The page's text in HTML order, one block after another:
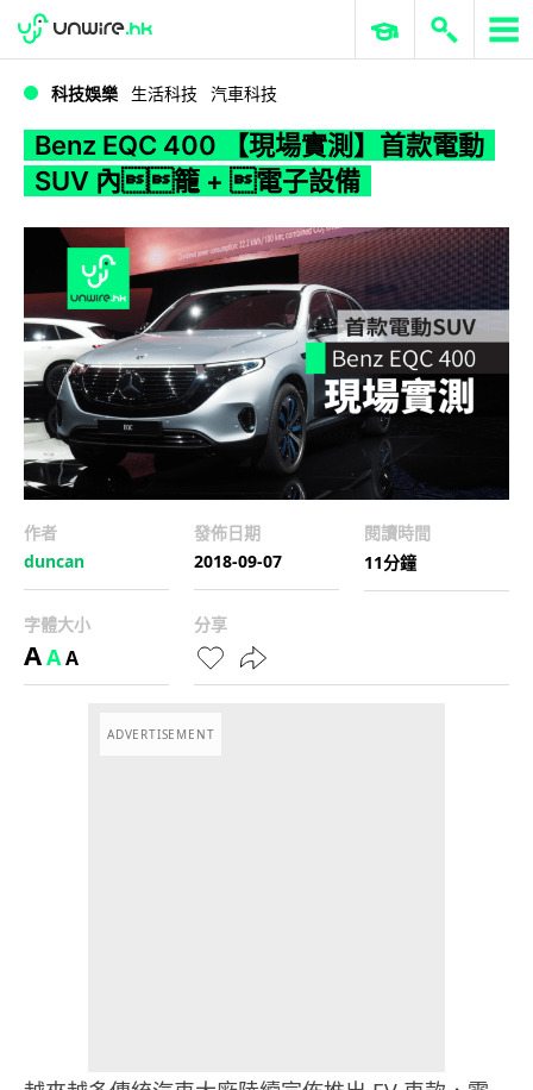
WWDC 2026 ERP 與商業 AI
科技娛樂 生活科技 汽車科技
Benz EQC 400 【現場實測】首款電動
SUV 內籠 + 電子設備
作者
duncan
發佈日期
2018-09-07
閱讀時間
11分鐘
字體大小
AAA
分享
ADVERTISEMENT